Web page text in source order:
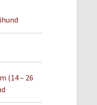
(14 – 26